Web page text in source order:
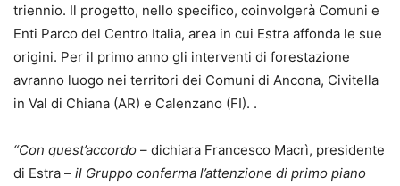
triennio. Il progetto, nello specifico, coinvolgerà Comuni e
Enti Parco del Centro Italia, area in cui Estra affonda le sue
origini. Per il primo anno gli interventi di forestazione
avranno luogo nei territori dei Comuni di Ancona, Civitella
in Val di Chiana (AR) e Calenzano (FI). .
“Con quest’accordo – dichiara Francesco Macrì, presidente
di Estra – il Gruppo conferma l’attenzione di primo piano